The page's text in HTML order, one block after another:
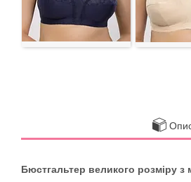
Бюстгальтер великого розміру